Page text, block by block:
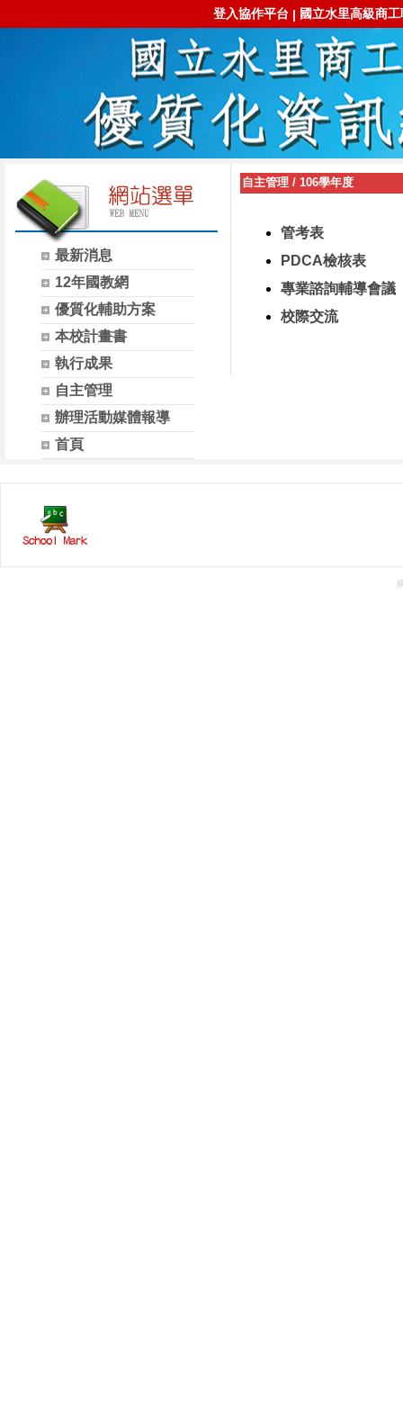
登入協作平台 | 國立水里高級商
最新消息
12年國教網
優質化輔助方案
本校計畫書
執行成果
自主管理
辦理活動媒體報導
首頁
自主管理 / 106學年度
管考表
PDCA檢核表
專業諮詢輔導會議
校際交流